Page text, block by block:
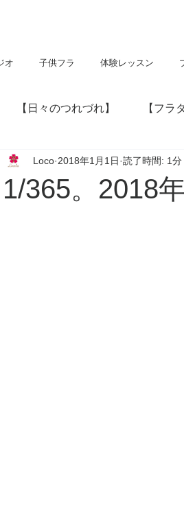
オ 子供フラ 体験レッスン
【日々のつれづれ】 【フラ
】 【poem】 【神社
1/365。2018
Loco 2018年1月1日 読了時間: 1分